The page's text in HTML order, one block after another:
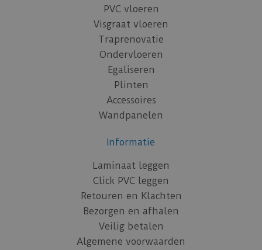
PVC vloeren
Visgraat vloeren
Traprenovatie
Ondervloeren
Egaliseren
Plinten
Accessoires
Wandpanelen
Informatie
Laminaat leggen
Click PVC leggen
Retouren en Klachten
Bezorgen en afhalen
Veilig betalen
Algemene voorwaarden